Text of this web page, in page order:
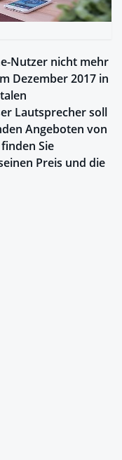
Nutzer nicht mehr
Dezember 2017 in
Lautsprecher soll
Angeboten von
Sie
Preis und die